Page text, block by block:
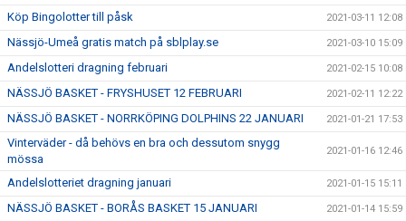
Köp Bingolotter till påsk 2021-03-11 12:08
Nässjö-Umeå gratis match på sblplay.se 2021-03-10 15:09
Andelslotteri dragning februari 2021-02-15 10:08
NÄSSJÖ BASKET - FRYSHUSET 12 FEBRUARI 2021-02-11 12:22
NÄSSJÖ BASKET - NORRKÖPING DOLPHINS 22 JANUARI 2021-01-21 17:53
Vinterväder - då behövs en bra och dessutom snygg
mössa
2021-01-16 12:46
Andelslotteriet dragning januari 2021-01-15 15:11
NÄSSJÖ BASKET - BORÅS BASKET 15 JANUARI 2021-01-14 15:59